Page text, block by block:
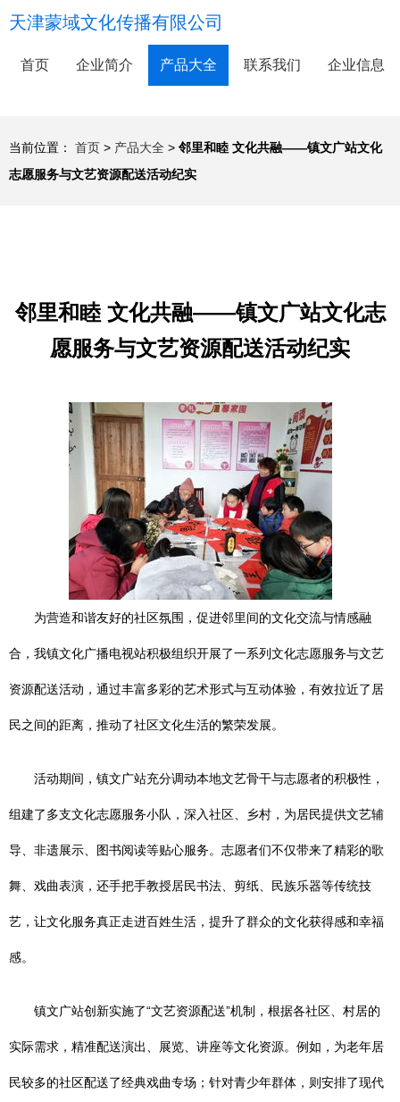
天津蒙域文化传播有限公司
首页 企业简介 产品大全 联系我们 企业信息
当前位置： 首页 > 产品大全 > 邻里和睦 文化共融——镇文广站文化
志愿服务与文艺资源配送活动纪实
邻里和睦 文化共融——镇文广站文化志
愿服务与文艺资源配送活动纪实
为营造和谐友好的社区氛围，促进邻里间的文化交流与情感融
合，我镇文化广播电视站积极组织开展了一系列文化志愿服务与文艺
资源配送活动，通过丰富多彩的艺术形式与互动体验，有效拉近了居
民之间的距离，推动了社区文化生活的繁荣发展。
活动期间，镇文广站充分调动本地文艺骨干与志愿者的积极性，
组建了多支文化志愿服务小队，深入社区、乡村，为居民提供文艺辅
导、非遗展示、图书阅读等贴心服务。志愿者们不仅带来了精彩的歌
舞、戏曲表演，还手把手教授居民书法、剪纸、民族乐器等传统技
艺，让文化服务真正走进百姓生活，提升了群众的文化获得感和幸福
感。
镇文广站创新实施了“文艺资源配送”机制，根据各社区、村居的
实际需求，精准配送演出、展览、讲座等文化资源。例如，为老年居
民较多的社区配送了经典戏曲专场；针对青少年群体，则安排了现代